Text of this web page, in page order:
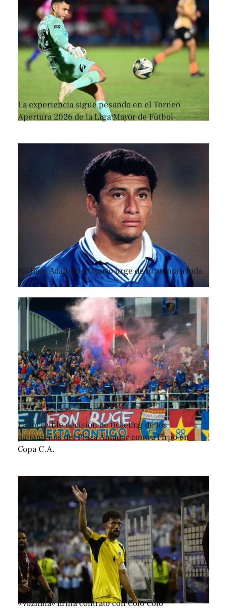
La experiencia sigue pesando en el Torneo
Apertura 2026 de la Liga Mayor de Fútbol
William Adalberto Osorio urge de tu atenta ayuda
La increíble decisión de ticketing de los
panameños del Plaza Amador contra Firpo en
Copa C.A.
«Vozinha» firma contrato con Colo Colo